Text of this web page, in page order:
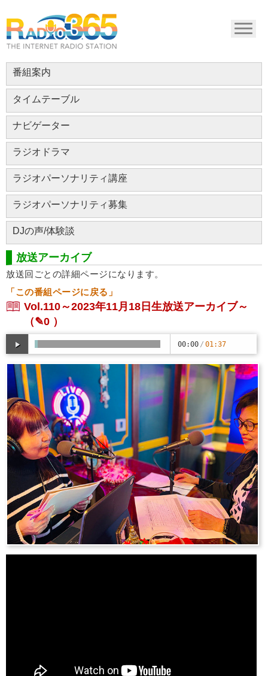
番組案内
タイムテーブル
ナビゲーター
ラジオドラマ
ラジオパーソナリティ講座
ラジオパーソナリティ募集
DJの声/体験談
放送アーカイブ
放送回ごとの詳細ページになります。
「この番組ページに戻る」
Vol.110～2023年11月18日生放送アーカイブ～
（✎0 ）
00:00 / 01:37